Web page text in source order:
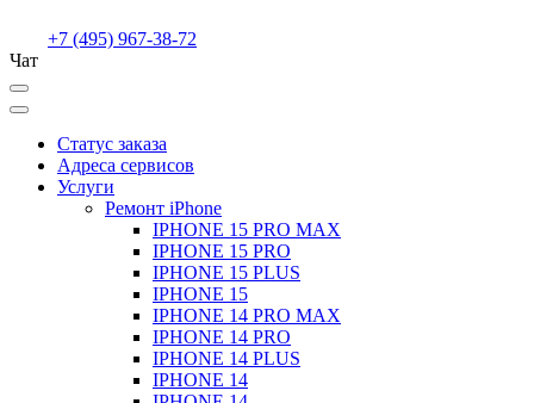
+7 (495) 967-38-72
Чат
Статус заказа
Адреса сервисов
Услуги
Ремонт iPhone
IPHONE 15 PRO MAX
IPHONE 15 PRO
IPHONE 15 PLUS
IPHONE 15
IPHONE 14 PRO MAX
IPHONE 14 PRO
IPHONE 14 PLUS
IPHONE 14